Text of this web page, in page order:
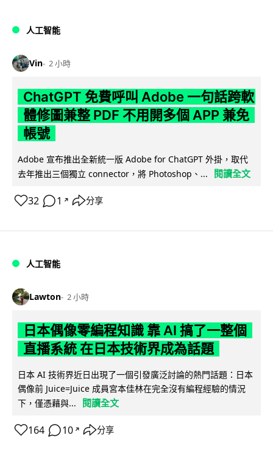
人工智能
Vin 2 小時
ChatGPT 免費呼叫 Adobe 一句話跨軟
體修圖兼整 PDF 不用開多個 APP 兼免
帳號
Adobe 宣布推出全新統一版 Adobe for ChatGPT 外掛，取代
去年推出三個獨立 connector，將 Photoshop、...
閱讀全文
32 1 ↗ 分享
人工智能
Lawton 2 小時
日本偶像零編程知識 靠 AI 搞了一整個
直播系統 在日本技術界成為話題
日本 AI 技術界近日出現了一個引發廣泛討論的熱門話題：日本
偶像前 Juice=Juice 成員宮本佳林在完全沒有編程經驗的情況
下，僅憑藉與...
閱讀全文
164 10 ↗ 分享